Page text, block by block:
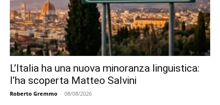
L’Italia ha una nuova minoranza linguistica:
l’ha scoperta Matteo Salvini
Roberto Gremmo - 08/08/2026